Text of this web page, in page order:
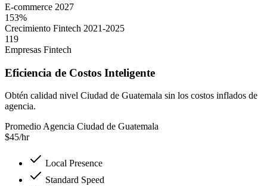
E-commerce 2027
153%
Crecimiento Fintech 2021-2025
119
Empresas Fintech
Eficiencia de Costos Inteligente
Obtén calidad nivel Ciudad de Guatemala sin los costos inflados de
agencia.
Promedio Agencia Ciudad de Guatemala
$45/hr
Local Presence
Standard Speed